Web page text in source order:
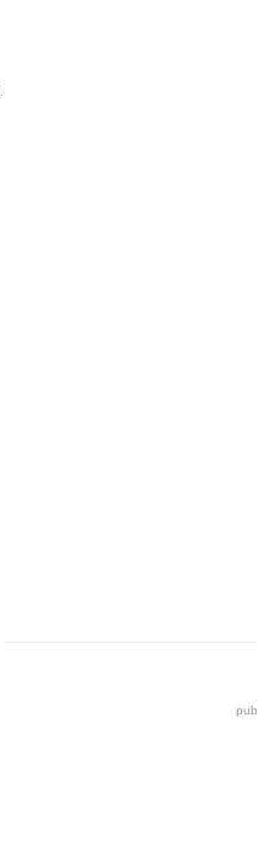
pub